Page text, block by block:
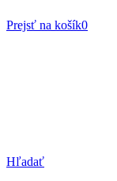
Prejsť na košík0
Hľadať